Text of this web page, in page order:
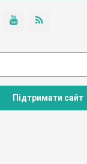
Підтримати сайт